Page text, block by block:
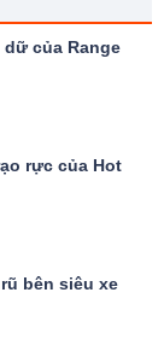
của Range
rực của Hot
bên siêu xe